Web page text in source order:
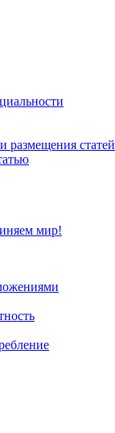
размещения статей
мир!